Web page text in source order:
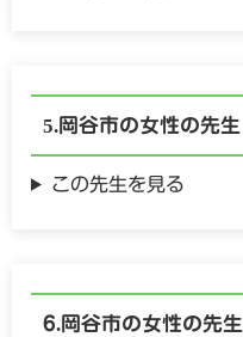
岡谷市の女性の先生
この先生を見る
岡谷市の女性の先生